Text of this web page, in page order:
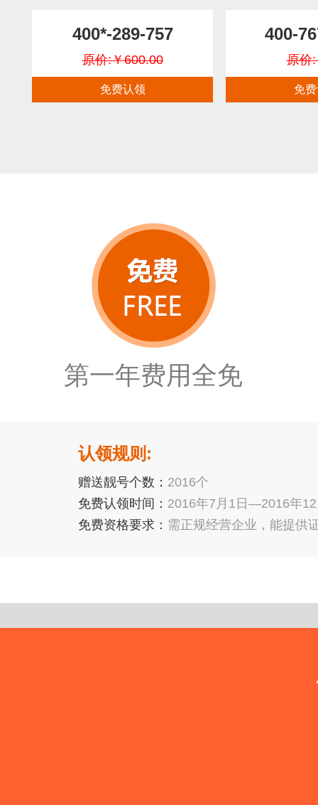
400*-289-757
原价:￥600.00
免费认领
400-
原价
免
第一年费用全免
认领规则:
赠送靓号个数： 2016个
免费认领时间： 2016年7月1日—2016年
免费资格要求： 需正规经营企业，能提供